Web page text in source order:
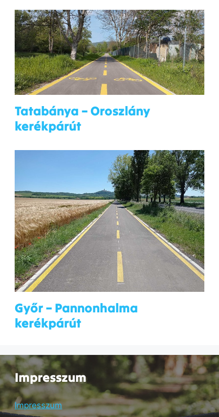
Tatabánya – Oroszlány
kerékpárút
Győr – Pannonhalma
kerékpárút
Impresszum
Impresszum